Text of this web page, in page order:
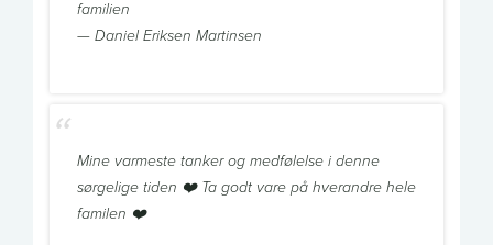
familien
— Daniel Eriksen Martinsen
Mine varmeste tanker og medfølelse i denne
sørgelige tiden ❤️ Ta godt vare på hverandre hele
familen ❤️